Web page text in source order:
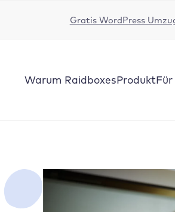
Gratis WordPress
Warum RaidboxesProdukt